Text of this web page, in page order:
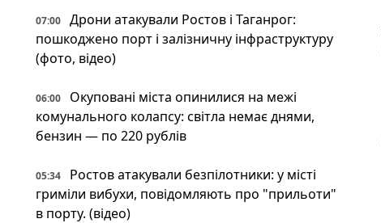
07:00
Дрони атакували Ростов і Таганрог:
пошкоджено порт і залізничну інфраструктуру
(фото, відео)
06:00
Окуповані міста опинилися на межі
комунального колапсу: світла немає днями,
бензин — по 220 рублів
05:34
Ростов атакували безпілотники: у місті
гриміли вибухи, повідомляють про "прильоти"
в порту. (відео)